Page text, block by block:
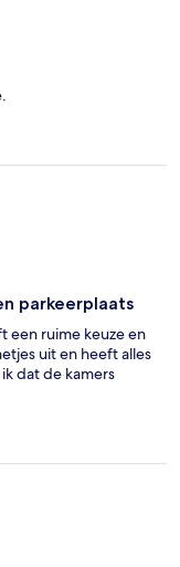
parkeerplaats
een ruime keuze en
uit en heeft alles
dat de kamers